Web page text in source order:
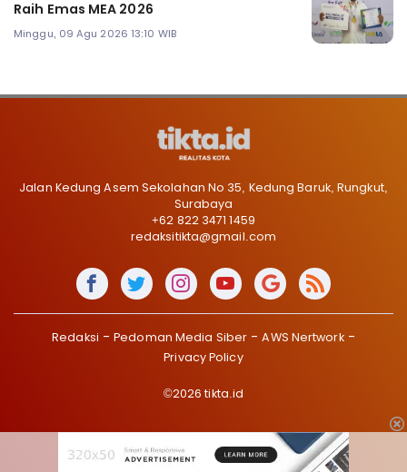
Raih Emas MEA 2026
Minggu, 09 Agu 2026 13:10 WIB
Jalan Kedung Asem Sekolahan No 35, Kedung Baruk, Rungkut,
Surabaya
+62 822 3471 1459
redaksitikta@gmail.com
Redaksi Pedoman Media Siber
AWS Nertwork
Privacy Policy
©2026 tikta.id